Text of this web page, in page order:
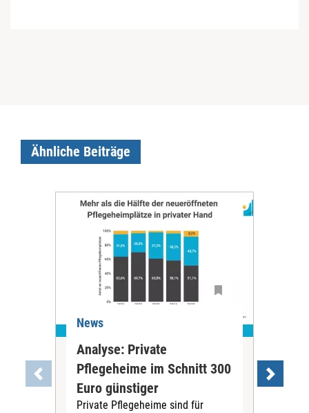
Ähnliche Beiträge
News
Analyse: Private
Pflegeheime im Schnitt 300
Euro günstiger
Private Pflegeheime sind für